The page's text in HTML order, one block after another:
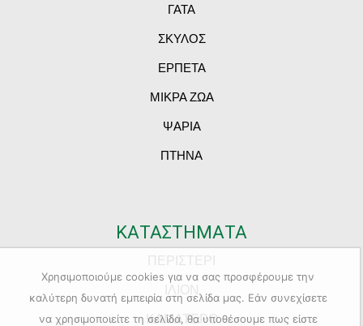
ΓΑΤΑ
ΣΚΥΛΟΣ
ΕΡΠΕΤΑ
ΜΙΚΡΑ ΖΩΑ
ΨΑΡΙΑ
ΠΤΗΝΑ
ΚΑΤΑΣΤΗΜΑΤΑ
ΚΑΜΑΤΕΡΟ
Χρησιμοποιούμε cookies για να σας προσφέρουμε την
καλύτερη δυνατή εμπειρία στη σελίδα μας. Εάν συνεχίσετε
να χρησιμοποιείτε τη σελίδα, θα υποθέσουμε πως είστε